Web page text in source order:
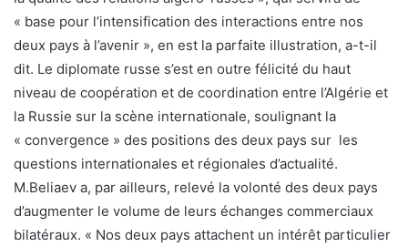
« base pour l’intensification des interactions entre nos
deux pays à l’avenir », en est la parfaite illustration, a-t-il
dit. Le diplomate russe s’est en outre félicité du haut
niveau de coopération et de coordination entre l’Algérie et
la Russie sur la scène internationale, soulignant la
« convergence » des positions des deux pays sur les
questions internationales et régionales d’actualité.
M.Beliaev a, par ailleurs, relevé la volonté des deux pays
d’augmenter le volume de leurs échanges commerciaux
bilatéraux. « Nos deux pays attachent un intérêt particulier